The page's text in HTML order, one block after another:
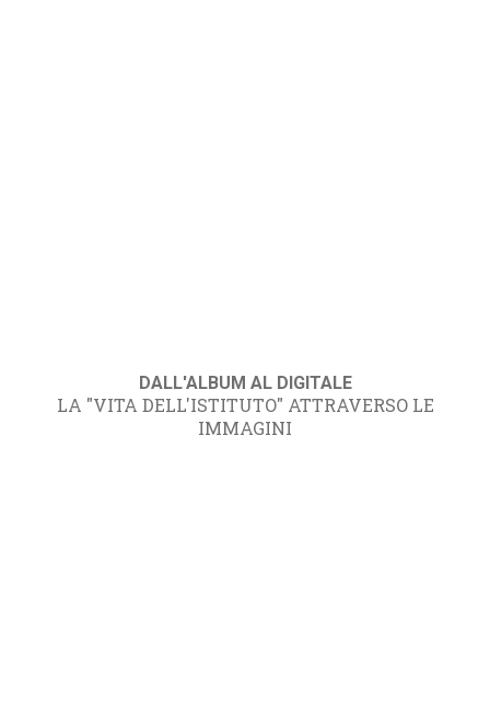
DALL'ALBUM AL DIGITALE
LA "VITA DELL'ISTITUTO" ATTRAVERSO LE
IMMAGINI